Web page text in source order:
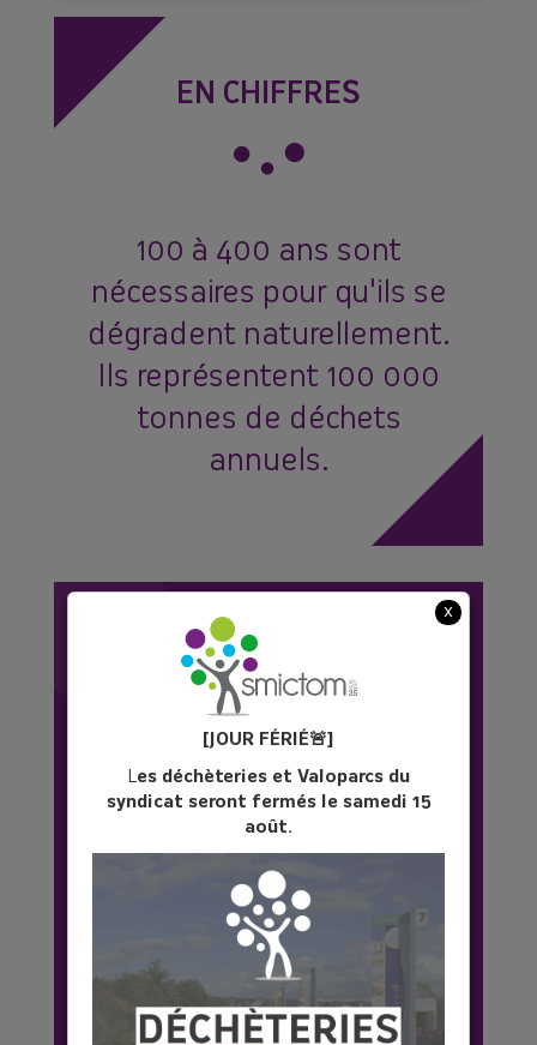
x
[JOUR FÉRIÉ🚨]
Les déchèteries et Valoparcs du
syndicat seront fermés le samedi 15
août.
EN CHIFFRES
100 à 400 ans sont
nécessaires pour qu'ils se
dégradent naturellement.
Ils représentent 100 000
tonnes de déchets
annuels.
LE SAVIEZ VOUS ?
La loi sur la transition énergétique et la
croissance verte en 2015 a mis fin à la